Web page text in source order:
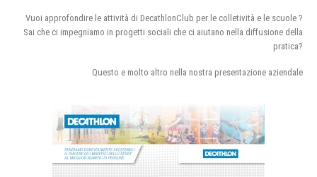
Vuoi approfondire le attività di DecathlonClub per le colletività e le scuole ?
Sai che ci impegniamo in progetti sociali che ci aiutano nella diffusione della
pratica?
Questo e molto altro nella nostra presentazione aziendale